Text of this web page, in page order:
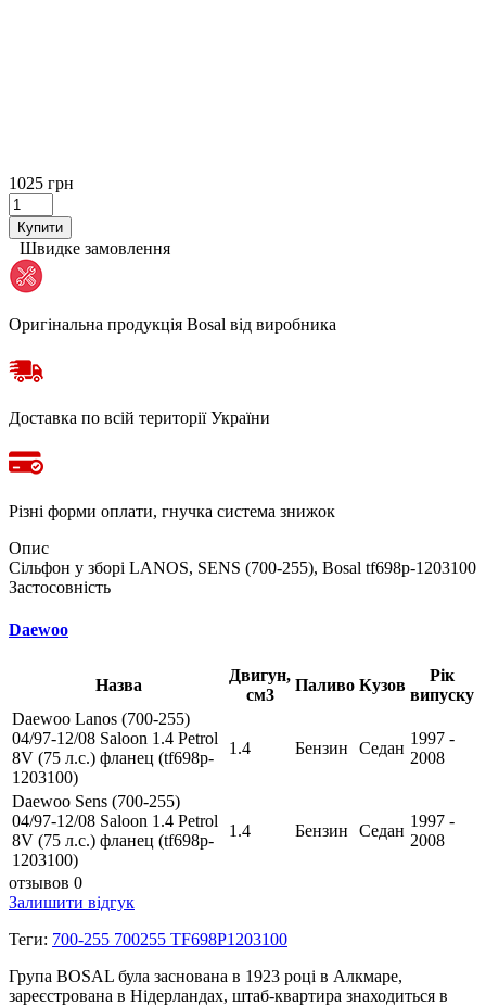
1025 грн
Купити
Швидке замовлення
Оригінальна продукція Bosal від виробника
Доставка по всій території України
Різні форми оплати, гнучка система знижок
Опис
Сільфон у зборі LANOS, SENS (700-255), Bosal tf698p-1203100
Застосовність
Daewoo
Назва
Двигун,
см3
Паливо Кузов
Рік
випуску
Daewoo Lanos (700-255)
04/97-12/08 Saloon 1.4 Petrol
8V (75 л.с.) фланец (tf698p-
1203100)
1.4 Бензин Седан
1997 -
2008
Daewoo Sens (700-255)
04/97-12/08 Saloon 1.4 Petrol
8V (75 л.с.) фланец (tf698p-
1203100)
1.4 Бензин Седан
1997 -
2008
отзывов 0
Залишити відгук
Теги: 700-255 700255 TF698P1203100
Група BOSAL була заснована в 1923 році в Алкмаре,
зареєстрована в Нідерландах, штаб-квартира знаходиться в